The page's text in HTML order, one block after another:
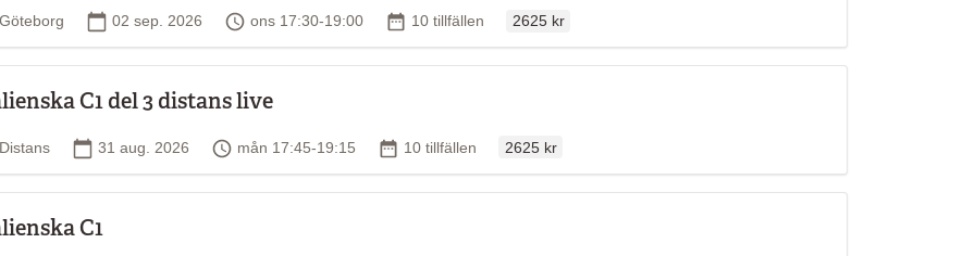
talar och skriver på
och har goda möjligheter
med några timmars
med kallelsen till kursen.
Plats
Göteborg Startdatum
02 sep. 2026 Tid
ons 17:30-19:00 Antal tillfällen
10 tillfällen 2625 kr
C1 del 3 distans live
Plats
Distans Startdatum
31 aug. 2026 Tid
mån 17:45-19:15 Antal tillfällen
10 tillfällen 2625 kr
C1